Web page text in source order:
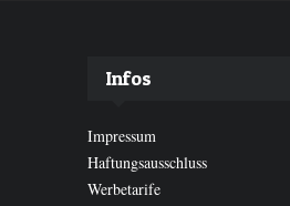
Infos
Impressum
Haftungsausschluss
Werbetarife